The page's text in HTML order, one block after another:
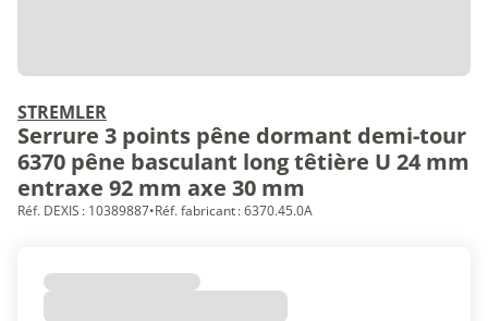
STREMLER
Serrure 3 points pêne dormant demi-tour
6370 pêne basculant long têtière U 24 mm
entraxe 92 mm axe 30 mm
Réf. DEXIS : 10389887•Réf. fabricant : 6370.45.0A